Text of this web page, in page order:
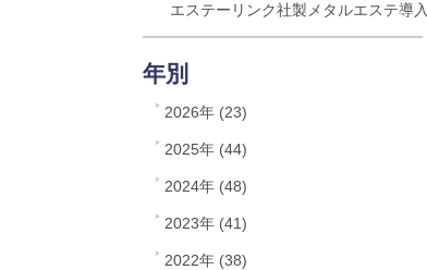
エステーリンク社製メタルエステ導入
年別
2026年 (23)
2025年 (44)
2024年 (48)
2023年 (41)
2022年 (38)